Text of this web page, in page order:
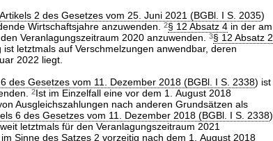
Artikels 2 des Gesetzes vom 25. Juni 2021 (BGBl. I S. 2035)
Wirtschaftsjahre anzuwenden. 2§ 12 Absatz 4 in der am
Veranlagungszeitraum 2020 anzuwenden. 3§ 12 Absatz 2
letztmals auf Verschmelzungen anwendbar, deren
2022 liegt.
des Gesetzes vom 11. Dezember 2018 (BGBl. I S. 2338) ist
2Ist im Einzelfall eine vor dem 1. August 2018
Ausgleichszahlungen nach anderen Grundsätzen als
6 des Gesetzes vom 11. Dezember 2018 (BGBl. I S. 2338)
letztmals für den Veranlagungszeitraum 2021
Sinne des Satzes 2 vorzeitig nach dem 1. August 2018